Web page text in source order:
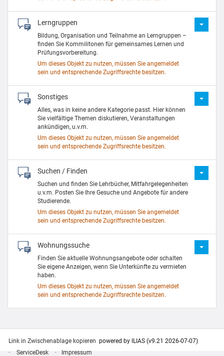
Lerngruppen
Bildung, Organisation und Teilnahme an Lerngruppen –
finden Sie Kommilitonen für gemeinsames Lernen und
Prüfungsvorbereitung.
Um dieses Objekt zu nutzen, müssen Sie angemeldet
sein und entsprechende Zugriffsrechte besitzen.
Sonstiges
Alles, was in keine andere Kategorie passt. Hier können
Sie vielfältige Themen diskutieren, Veranstaltungen
ankündigen, u.v.m.
Um dieses Objekt zu nutzen, müssen Sie angemeldet
sein und entsprechende Zugriffsrechte besitzen.
Suchen / Finden
Suchen und finden Sie Lehrbücher, Mitfahrgelegenheiten
u.v.m. Posten Sie Ihre Gesuche und Angebote für andere
Studierende.
Um dieses Objekt zu nutzen, müssen Sie angemeldet
sein und entsprechende Zugriffsrechte besitzen.
Wohnungssuche
Finden Sie aktuelle Wohnungsangebote oder schalten
Sie eigene Anzeigen, wenn Sie Unterkünfte zu vermieten
haben.
Um dieses Objekt zu nutzen, müssen Sie angemeldet
sein und entsprechende Zugriffsrechte besitzen.
Link in Zwischenablage kopieren powered by ILIAS (v9.21 2026-07-07)
ServiceDesk
Impressum